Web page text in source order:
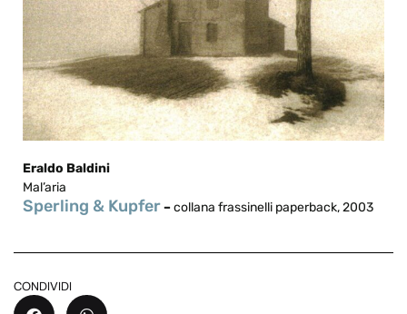
Eraldo Baldini
Mal’aria
Sperling & Kupfer–collana frassinelli paperback, 2003
CONDIVIDI